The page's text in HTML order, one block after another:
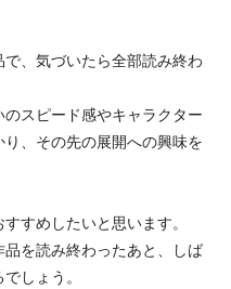
、気づいたら全部読み終わ
スピード感やキャラクター
、その先の展開への興味を
すめしたいと思います。
を読み終わったあと、しば
しょう。